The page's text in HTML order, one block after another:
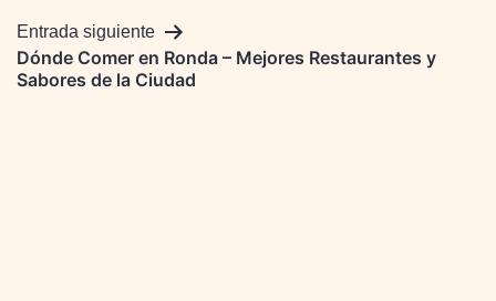
Entrada siguiente
Dónde Comer en Ronda – Mejores Restaurantes y
Sabores de la Ciudad